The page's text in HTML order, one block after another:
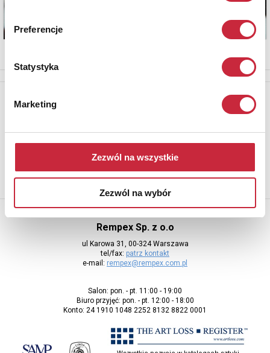
Preferencje
Statystyka
Marketing
Zezwól na wszystkie
Zezwól na wybór
Aby otrzymywać informacje o nowych aukcjach, prosimy podać
Rempex Sp. z o.o
ul Karowa 31, 00-324 Warszawa
tel/fax: patrz kontakt
e-mail: rempex@rempex.com.pl
Salon: pon. - pt. 11:00 - 19:00
Biuro przyjęć: pon. - pt. 12:00 - 18:00
Konto: 24 1910 1048 2252 8132 8822 0001